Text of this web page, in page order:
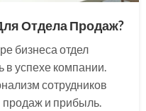
Отдела Продаж?
бизнеса отдел
в успехе компании.
сотрудников
и прибыль.